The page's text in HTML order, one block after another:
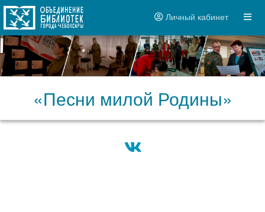
Личный кабинет
«Песни милой Родины»